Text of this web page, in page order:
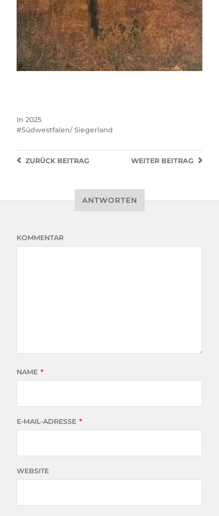
In 2025
Südwestfalen/ Siegerland
WEITER BEITRAG
ZURÜCKBEITRAG
ANTWORTEN
KOMMENTAR
NAME *
E-MAIL-ADRESSE *
WEBSITE